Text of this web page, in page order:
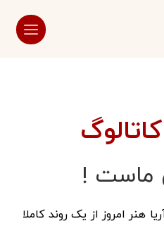
!
هنر امروز از یک روند کاملا